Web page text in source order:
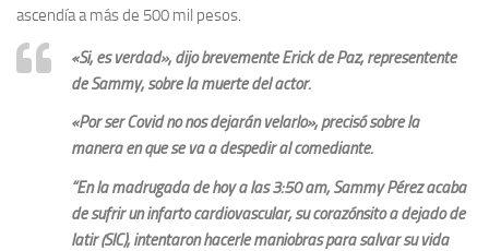
ascendía a más de 500 mil pesos.
«Si, es verdad», dijo brevemente Erick de Paz, representente
de Sammy, sobre la muerte del actor.
«Por ser Covid no nos dejarán velarlo», precisó sobre la
manera en que se va a despedir al comediante.
“En la madrugada de hoy a las 3:50 am, Sammy Pérez acaba
de sufrir un infarto cardiovascular, su corazónsito a dejado de
latir (SIC), intentaron hacerle maniobras para salvar su vida